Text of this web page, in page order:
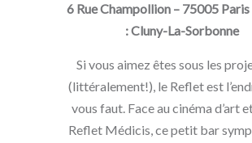
6 Rue Champollion – 75005
: Cluny-La-Sorbonne
Si vous aimez êtes sous les
(littéralement!), le Reflet est
vous faut. Face au cinéma d’art
Reflet Médicis, ce petit bar